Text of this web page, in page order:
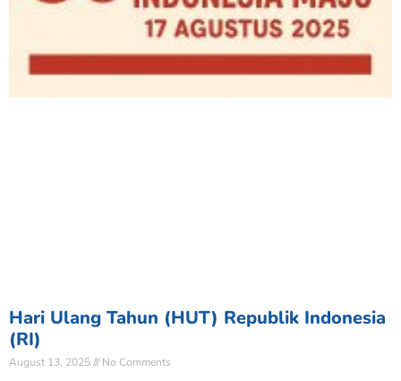
Hari Ulang Tahun (HUT) Republik Indonesia
(RI)
August 13, 2025 No Comments